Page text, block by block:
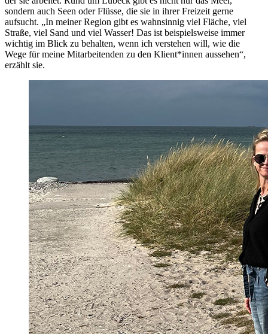
sondern auch Seen oder Flüsse, die sie in ihrer Freizeit gerne
aufsucht. „In meiner Region gibt es wahnsinnig viel Fläche, viel
Straße, viel Sand und viel Wasser! Das ist beispielsweise immer
wichtig im Blick zu behalten, wenn ich verstehen will, wie die
Wege für meine Mitarbeitenden zu den Klient*innen aussehen“,
erzählt sie.